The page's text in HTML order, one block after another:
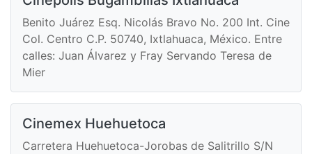
Benito Juárez Esq. Nicolás Bravo No. 200 Int. Cine
Col. Centro C.P. 50740, Ixtlahuaca, México. Entre
calles: Juan Álvarez y Fray Servando Teresa de
Mier
Cinemex Huehuetoca
Carretera Huehuetoca-Jorobas de Salitrillo S/N